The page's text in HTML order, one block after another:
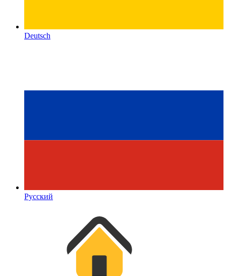
Deutsch
Русский